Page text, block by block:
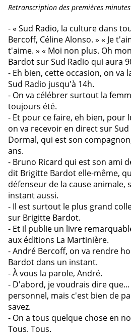
Retranscription des premières
- « Sud Radio, la culture dans
Bercoff, Céline Alonso. » « Je
t'aime. » « Moi non plus. Oh
Bardot sur Sud Radio qui aura
- Eh bien, cette occasion, on va
Sud Radio jusqu'à 14h.
- On va célébrer surtout la
toujours été.
- Et pour ce faire, eh bien, pour
on va recevoir en direct sur
Dormal, qui est son
ans.
- Bruno Ricard qui est son ami
dit Brigitte Bardot elle-même,
défenseur de la cause animale,
instant aussi.
- Il est surtout le plus grand
sur Brigitte Bardot.
- Et il publie un livre
aux éditions La Martinière.
- André Bercoff, on va rendre
Bardot dans un instant.
- À vous la parole, André.
- D'abord, je voudrais dire
personnel, mais c'est bien de
savez.
- On a tous quelque chose en
Tous. Tous.